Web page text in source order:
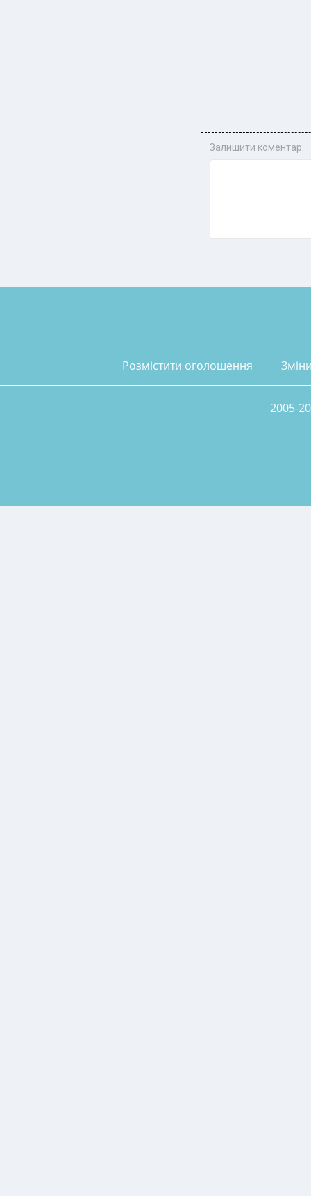
Залишити коментар:
розмістити оголошення
2005-